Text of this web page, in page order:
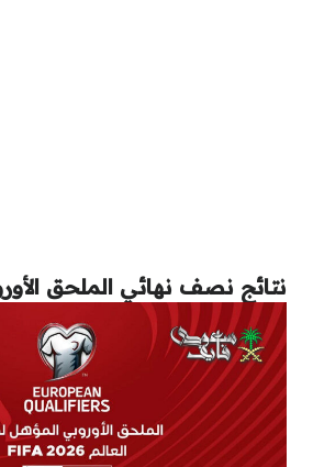
نتائج نصف نهائي الملحق